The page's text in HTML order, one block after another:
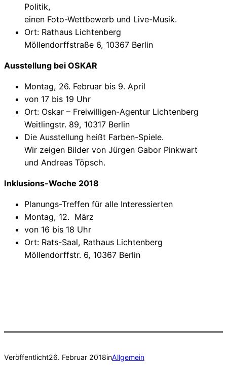
Politik,
einen Foto-Wettbewerb und Live-Musik.
Ort: Rathaus Lichtenberg
Möllendorffstraße 6, 10367 Berlin
Ausstellung bei OSKAR
Montag, 26. Februar bis 9. April
von 17 bis 19 Uhr
Ort: Oskar – Freiwilligen-Agentur Lichtenberg
Weitlingstr. 89, 10317 Berlin
Die Ausstellung heißt Farben-Spiele.
Wir zeigen Bilder von Jürgen Gabor Pinkwart
und Andreas Töpsch.
Inklusions-Woche 2018
Planungs-Treffen für alle Interessierten
Montag, 12. März
von 16 bis 18 Uhr
Ort: Rats-Saal, Rathaus Lichtenberg
Möllendorffstr. 6, 10367 Berlin
Veröffentlicht26. Februar 2018inAllgemein